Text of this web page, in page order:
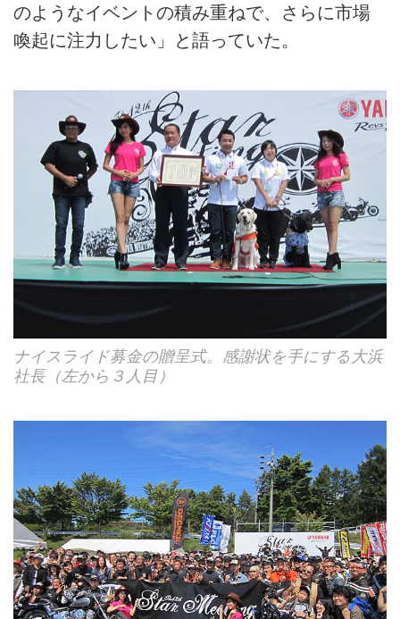
のようなイベントの積み重ねで、さらに市場
喚起に注力したい」と語っていた。
ナイスライド募金の贈呈式。感謝状を手にする大浜
社長（左から３人目）